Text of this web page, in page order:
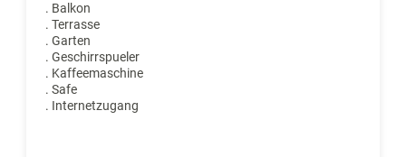
. Balkon
. Terrasse
. Garten
. Geschirrspueler
. Kaffeemaschine
. Safe
. Internetzugang